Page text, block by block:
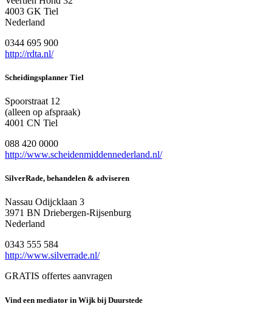
4003 GK Tiel
Nederland
0344 695 900
http://rdta.nl/
Scheidingsplanner Tiel
Spoorstraat 12
(alleen op afspraak)
4001 CN Tiel
088 420 0000
http://www.scheidenmiddennederland.nl/
SilverRade, behandelen & adviseren
Nassau Odijcklaan 3
3971 BN Driebergen-Rijsenburg
Nederland
0343 555 584
http://www.silverrade.nl/
GRATIS offertes aanvragen
Vind een mediator in Wijk bij Duurstede